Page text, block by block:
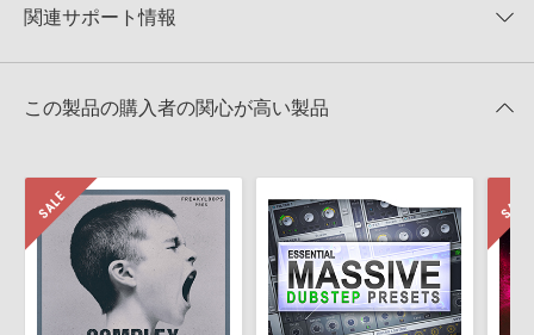
★1
0%
4GBを超えるデータに関するご注意：
FAT32でフォーマットされた
きます際には、NTFSやHFS＋でフォーマットされたHDDをご用意
いただく必要がございます。
知らせするメールの2通が送信されます。メールに記載されており
ます説明に沿って、製品のダウンロード／導入を行って下さい。
サンプルパック製品には、原則として日本語版操作マニュアルをご
用意しておりません。ご購入後のご不明点や詳細に関するお問い合
わせなどはテクニカルサポート
までご連絡ください。
デモソングは、製品収録サウンドを使ってできることを紹介するた
URBAN TECHOLOGIESのサポート情報
関連サポート情報
加方法
マークのついた情報は、該当する製品のご購入ユーザー様専用となって
おります。ご覧頂くには、該当する製品をご購入頂く必要がございます。
URBAN TECHOLOGIESのサポート情報
この製品の購入者の関心が高い製品